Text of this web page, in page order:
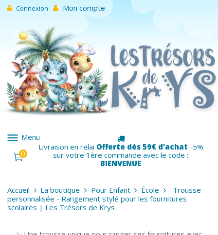
Connexion Mon compte
menu Menu
0
Livraison en relai Offerte dès 59€ d'achat -5%
sur votre 1ère commande avec le code :
BIENVENUE
Accueil La boutique Pour Enfant École
Trousse
personnalisée - Rangement stylé pour les fournitures
scolaires | Les Trésors de Krys